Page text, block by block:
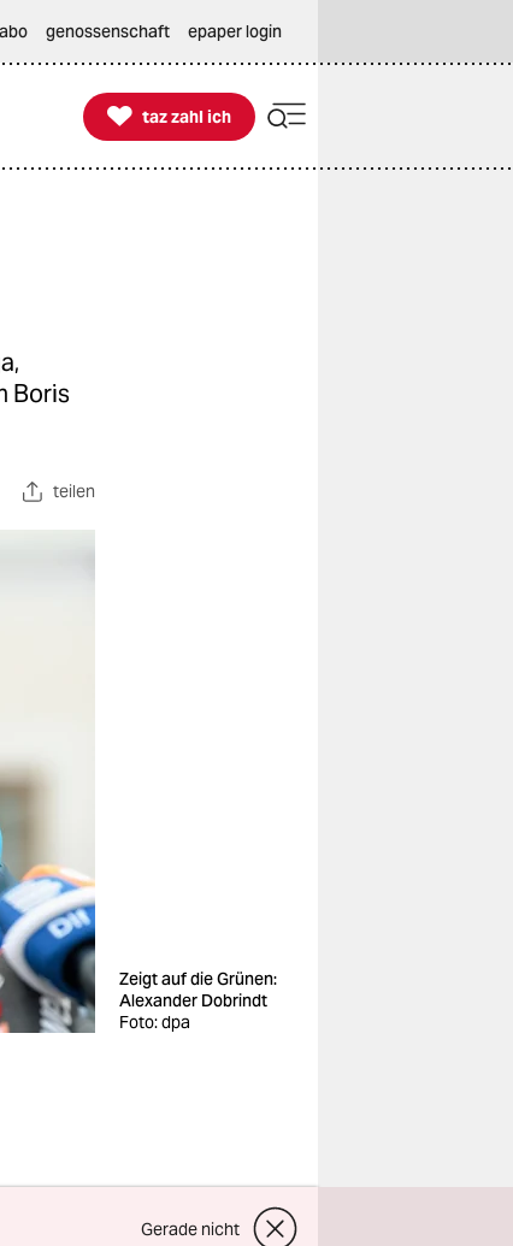
abo genossenschaft epaper login

taz zahl ich
taz zahl ich
Boris
teilen
Zeigt auf die Grünen:
Alexander Dobrindt
Foto: dpa
Gerade nicht